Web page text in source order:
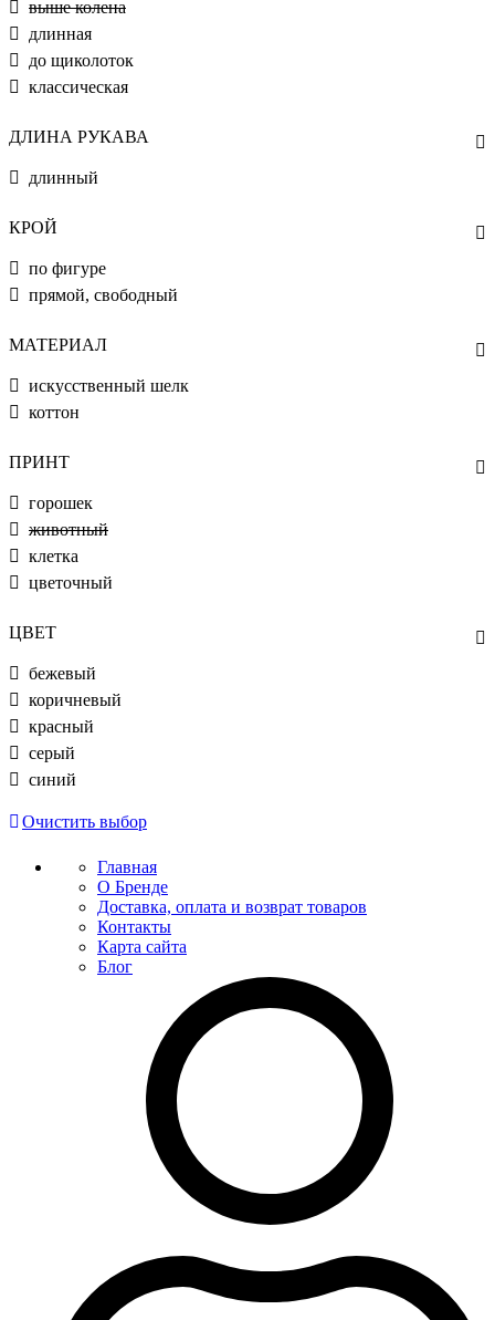
выше колена
длинная
до щиколоток
классическая
ДЛИНА РУКАВА
длинный
КРОЙ
по фигуре
прямой, свободный
МАТЕРИАЛ
искусственный шелк
коттон
ПРИНТ
горошек
животный
клетка
цветочный
ЦВЕТ
бежевый
коричневый
красный
серый
синий
Очистить выбор
Главная
О Бренде
Доставка, оплата и возврат товаров
Контакты
Карта сайта
Блог